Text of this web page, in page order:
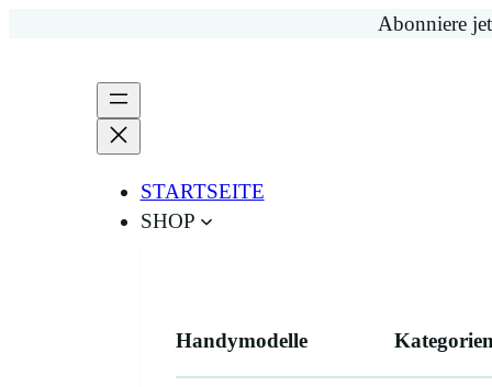
Abonniere
STARTSEITE
SHOP
Handymodelle